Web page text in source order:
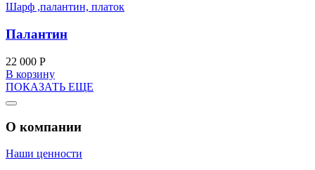
Шарф ,палантин, платок
Палантин
22 000 Р
В корзину
ПОКАЗАТЬ ЕЩЕ
О компании
Наши ценности